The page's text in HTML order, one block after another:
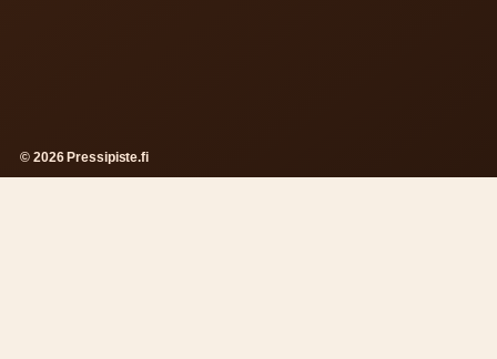
© 2026 Pressipiste.fi